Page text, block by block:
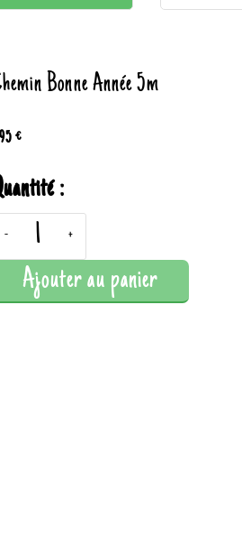
Bonne Année 5m
€
:
- +
Ajouter au panier